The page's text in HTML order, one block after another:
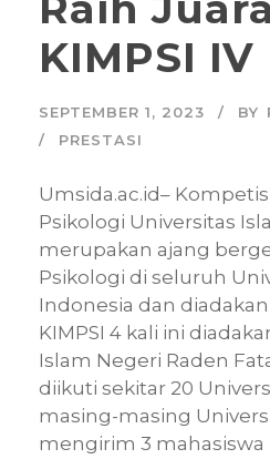
KIMPSI IV
SEPTEMBER 1, 2023 BY
PRESTASI
Umsida.ac.id–
Psikologi Universitas
merupakan ajang
Psikologi di seluruh
Indonesia dan
KIMPSI 4 kali ini
Islam Negeri Raden
diikuti sekitar 20
masing-masing
mengirim 3